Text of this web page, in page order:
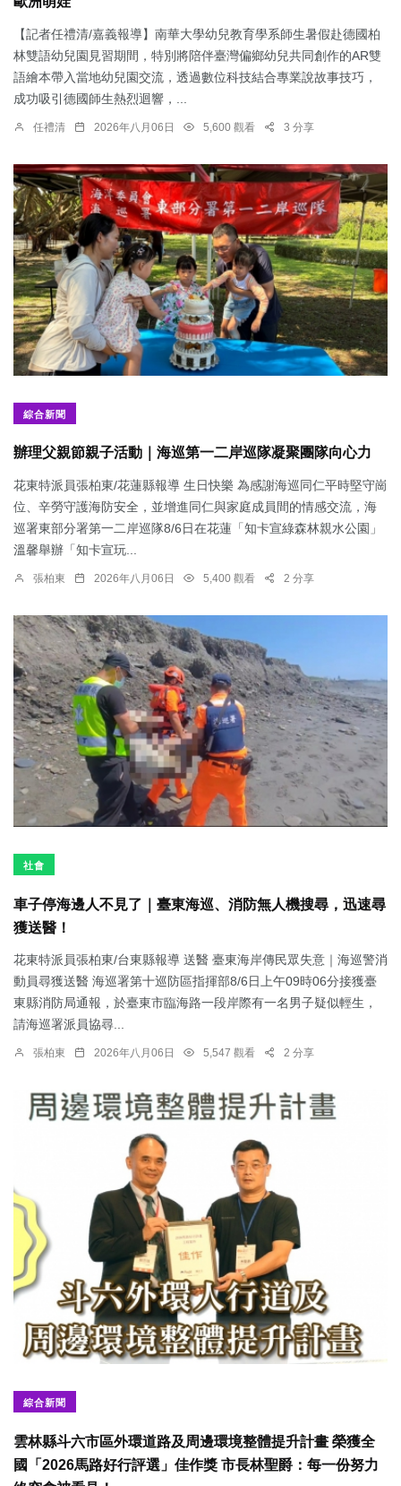
【記者任禮清/嘉義報導】南華大學幼兒教育學系師生暑假赴德國柏
林雙語幼兒園見習期間，特別將陪伴臺灣偏鄉幼兒共同創作的AR雙
語繪本帶入當地幼兒園交流，透過數位科技結合專業說故事技巧，
成功吸引德國師生熱烈迴響，...
任禮清 2026年八月06日 5,600 觀看 3 分享
綜合新聞
辦理父親節親子活動｜海巡第一二岸巡隊凝聚團隊向心力
花東特派員張柏東/花蓮縣報導 生日快樂 為感謝海巡同仁平時堅守崗
位、辛勞守護海防安全，並增進同仁與家庭成員間的情感交流，海
巡署東部分署第一二岸巡隊8/6日在花蓮「知卡宣綠森林親水公園」
溫馨舉辦「知卡宣玩...
張柏東 2026年八月06日 5,400 觀看 2 分享
社會
車子停海邊人不見了｜臺東海巡、消防無人機搜尋，迅速尋
獲送醫！
花東特派員張柏東/台東縣報導 送醫 臺東海岸傳民眾失意｜海巡警消
動員尋獲送醫 海巡署第十巡防區指揮部8/6日上午09時06分接獲臺
東縣消防局通報，於臺東市臨海路一段岸際有一名男子疑似輕生，
請海巡署派員協尋...
張柏東 2026年八月06日 5,547 觀看 2 分享
綜合新聞
雲林縣斗六市區外環道路及周邊環境整體提升計畫 榮獲全
國「2026馬路好行評選」佳作獎 市長林聖爵：每一份努力